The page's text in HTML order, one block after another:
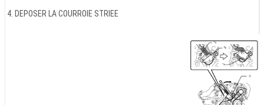
4. DEPOSER LA COURROIE STRIEE